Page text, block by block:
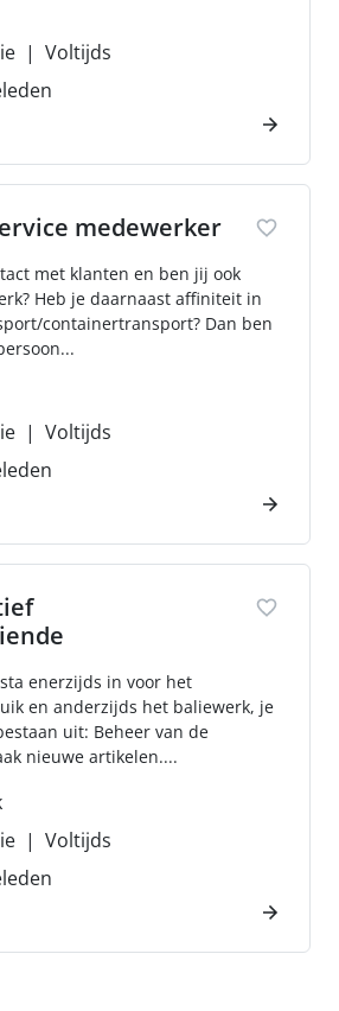
Voltijds
medewerker
met klanten en ben jij ook
Heb je daarnaast affiniteit in
containertransport? Dan ben
Voltijds
enerzijds in voor het
en anderzijds het baliewerk, je
uit: Beheer van de
nieuwe artikelen....
Voltijds